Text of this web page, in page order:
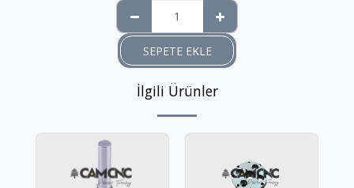
SEPETE EKLE
İlgili Ürünler